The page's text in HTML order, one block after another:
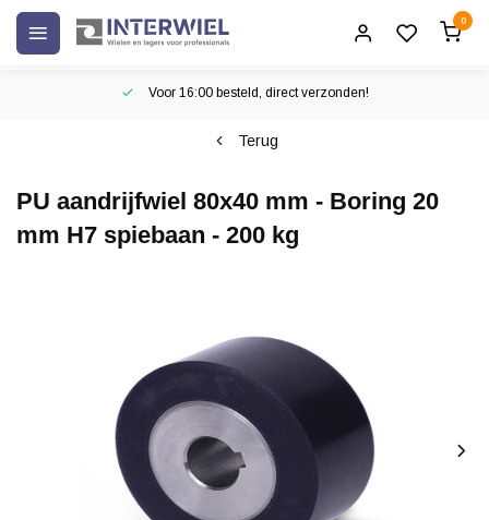
0
Voor 16:00 besteld, direct verzonden!
Terug
PU aandrijfwiel 80x40 mm - Boring 20
mm H7 spiebaan - 200 kg